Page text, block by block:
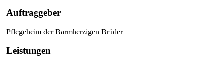
Auftraggeber
Pflegeheim der Barmherzigen Brüder
Leistungen